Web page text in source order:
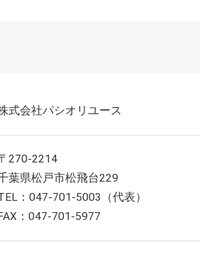
式会社パシオリユース
270-2214
葉県松戸市松飛台229
：047-701-5003（代表）
：047-701-5977